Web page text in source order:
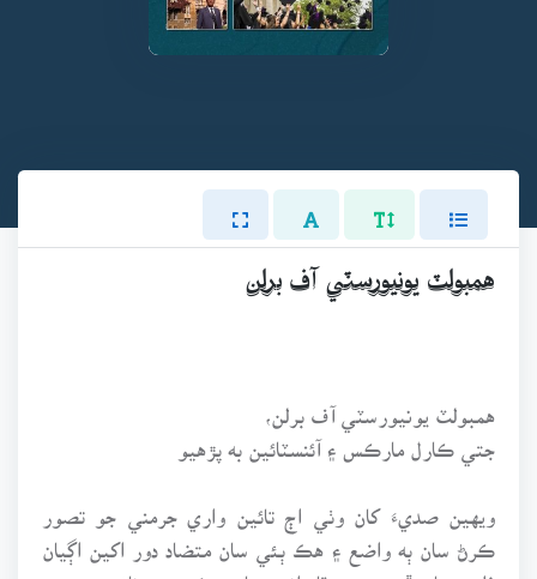
همبولٽ يونيورسٽي آف برلن
همبولٽ يونيورسٽي آف برلن،
جتي ڪارل مارڪس ۽ آئنسٽائين به پڙهيو
ويهين صديءَ کان وٺي اڄ تائين واري جرمني جو تصور
ڪرڻ سان ٻه واضع ۽ هڪ ٻئي سان متضاد دور اکين اڳيان
فلم جيان ڦريو وڃن ٿا. انهن مان هڪڙو دورنازي جرمني